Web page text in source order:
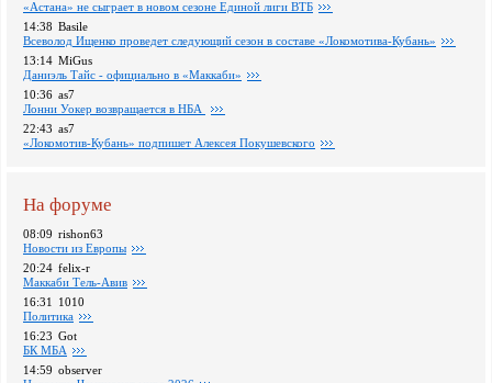
«Астана» не сыграет в новом сезоне Единой лиги ВТБ
14:38 Basile
Всеволод Ищенко проведет следующий сезон в составе «Локомотива-Кубань»
13:14 MiGus
Даниэль Тайс - официально в «Маккаби»
10:36 as7
Лонни Уокер возвращается в НБА
22:43 as7
«Локомотив-Кубань» подпишет Алексея Покушевского
На форуме
08:09 rishon63
Новости из Европы
20:24 felix-r
Маккаби Тель-Авив
16:31
1010
Политика
16:23 Got
БК МБА
14:59 observer